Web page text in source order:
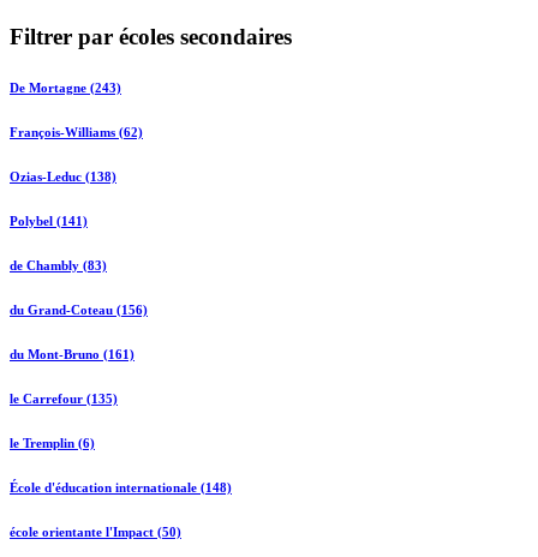
Filtrer par écoles secondaires
De Mortagne (243)
François-Williams (62)
Ozias-Leduc (138)
Polybel (141)
de Chambly (83)
du Grand-Coteau (156)
du Mont-Bruno (161)
le Carrefour (135)
le Tremplin (6)
École d'éducation internationale (148)
école orientante l'Impact (50)